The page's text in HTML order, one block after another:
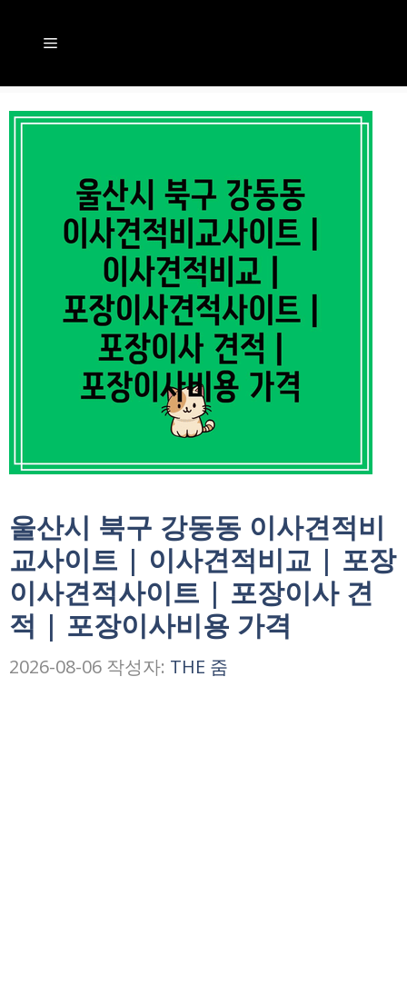
로
메
뉴
울산시 북구 강동동 이사견적비
교사이트 | 이사견적비교 | 포장
이사견적사이트 | 포장이사 견
적 | 포장이사비용 가격
2026-08-06 작성자: THE 줌